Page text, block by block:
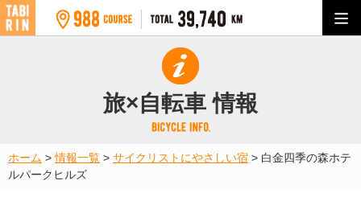
旅×自転車 情報
ホーム >情報一覧 > サイクリストにやさしい宿 > 白金四季の森ホテ
ルパークヒルズ